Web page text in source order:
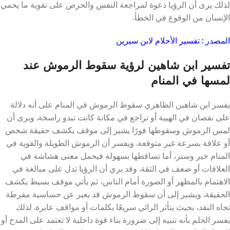
لذلك يرى أن الرؤيا دعوة لمراجعة النفس والحرص على تقوية ما يحمي
الإنسان من الوقوع في الخطأ.
المصدر : تفسير الأحلام لابن سيرين
تفسير ابن شاهين لرؤية سقوط الرموش عند
لمسها في المنام
يفسر ابن شاهين الظاهري سقوط الرموش في المنام على أنه دلالة
على نقصان في الهيبة أو تراجع في مكانة كانت تبدو راسخة. ويرى أن
لمس الرموش وسقوطها فورًا يشير إلى موقف يكشف حقيقة شخص
أو علاقة بسرعة غير متوقعة. ويفسر أن الرموش الطويلة والقوية في
المنام خير وستر، أما تساقطها بسهولة فيحمل معنى هشاشة في
العلاقات أو ضعف في الثقة. وقد يري أن الرؤيا تدل على مبالغة في
الاهتمام بالمظهر أو الصورة أمام الناس، ثم يأتي موقف بسيط يكشف
الحقيقة. ويشير إلى أن سقوط الرموش قد يعبر عن حساسية مفرطة
تجاه النقد، بحيث يتأثر الرائي سريعًا بكلمات أو مواقف عابرة. لذلك
يفسر الحلم بأنه تنبيه إلى ضرورة بناء قوة داخلية لا تعتمد على المدح أو